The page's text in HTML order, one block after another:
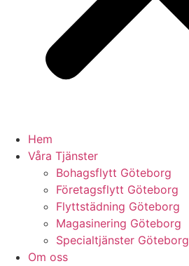
Hem
Våra Tjänster
Bohagsflytt Göteborg
Företagsflytt Göteborg
Flyttstädning Göteborg
Magasinering Göteborg
Specialtjänster Göteborg
Om oss